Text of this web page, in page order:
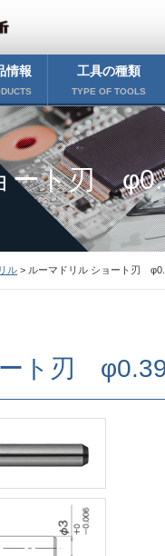
情報 工具の種類
TYPE OF TOOLS
ート刃
ル > ルーマドリル ショート刃
ート刃